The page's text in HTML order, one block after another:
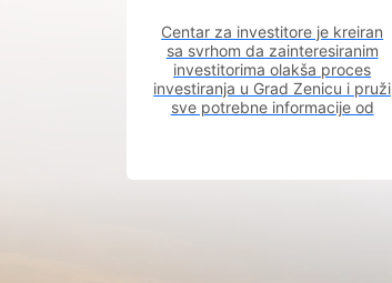
Centar za investitore je kreiran
sa svrhom da zainteresiranim
investitorima olakša proces
investiranja u Grad Zenicu i pruži
sve potrebne informacije od